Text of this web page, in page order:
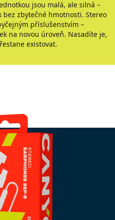
jsou malá, ale silná –
zbytečné hmotnosti. Stereo
příslušenstvím –
na novou úroveň. Nasadíte je,
existovat.